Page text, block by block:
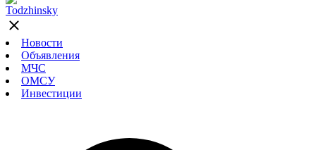
Новости
Объявления
МЧС
ОМСУ
Инвестиции